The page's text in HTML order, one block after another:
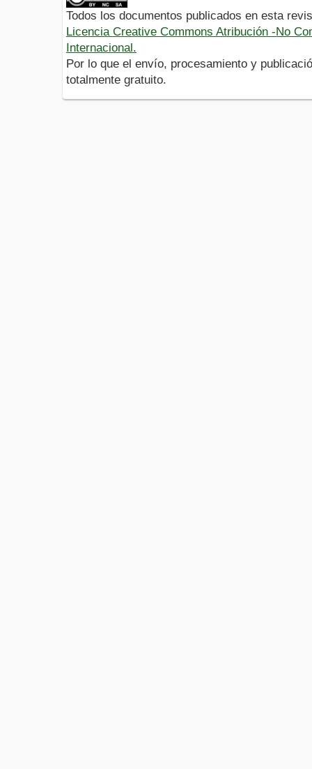
Todos los documentos publicados en esta
Licencia Creative Commons Atribución -No
Internacional.
Por lo que el envío, procesamiento y
totalmente gratuito.